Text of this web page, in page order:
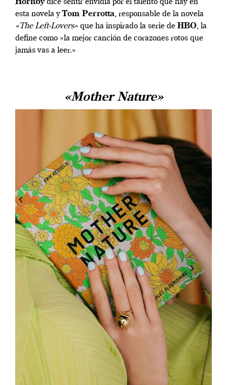
Hornbydice sentir envidia por el talento que hay en
esta novela yTom Perrotta, responsable de la novela
«The Left-Lovers» que ha inspirado la serie de HBO, la
define como «la mejor canción de corazones rotos que
jamás vas a leer.»
«Mother Nature»